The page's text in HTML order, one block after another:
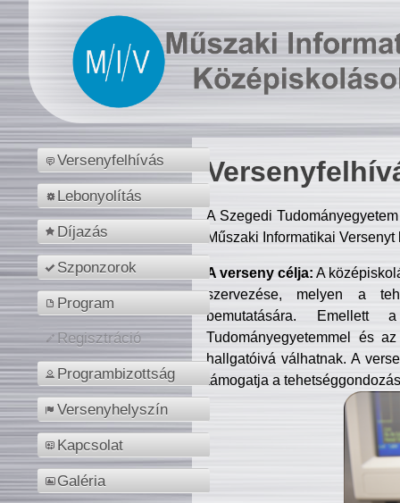
Versenyfelhívás
Lebonyolítás
Díjazás
Szponzorok
Program
Regisztráció
Programbizottság
Versenyhelyszín
Kapcsolat
Galéria
A Szegedi
Műszaki Informatikai
A verseny célja: A
szervezése, melyen a
bemutatására. Emellett
Tudományegyetemmel és
hallgatóivá válhatnak. A
támogatja a